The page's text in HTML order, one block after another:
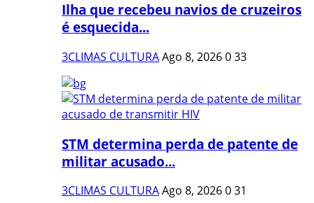
Ilha que recebeu navios de cruzeiros
é esquecida...
3CLIMAS CULTURAAgo 8, 2026033
STM determina perda de patente de
militar acusado...
3CLIMAS CULTURAAgo 8, 2026031